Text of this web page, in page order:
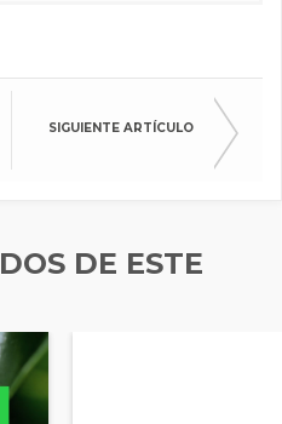
SIGUIENTE ARTÍCULO
DE ESTE